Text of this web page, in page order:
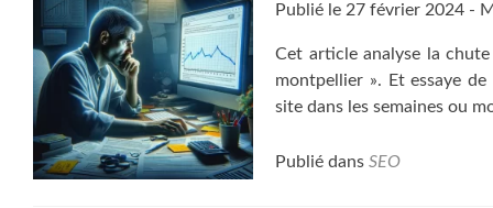
Publié le 27 février 2024 -
Cet article analyse la
montpellier ». Et essaye
site dans les semaines ou
Publié dans SEO